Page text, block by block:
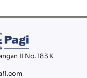
II No. 183 K